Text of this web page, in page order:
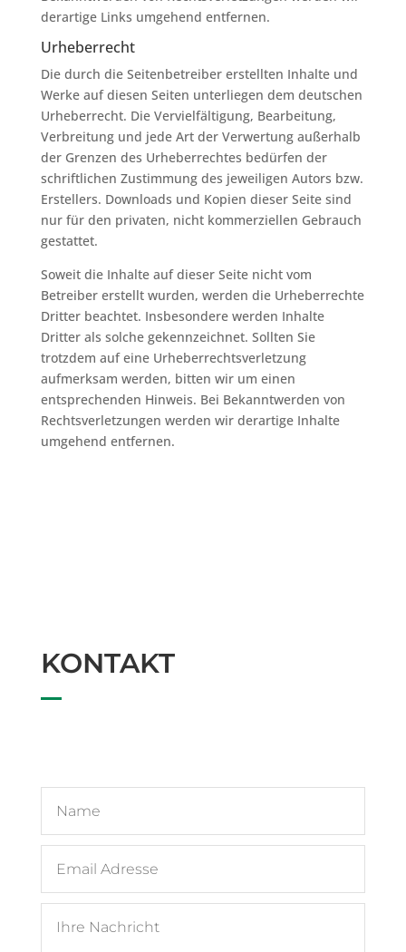
derartige Links umgehend entfernen.
Urheberrecht
Die durch die Seitenbetreiber erstellten Inhalte und
Werke auf diesen Seiten unterliegen dem deutschen
Urheberrecht. Die Vervielfältigung, Bearbeitung,
Verbreitung und jede Art der Verwertung außerhalb
der Grenzen des Urheberrechtes bedürfen der
schriftlichen Zustimmung des jeweiligen Autors bzw.
Erstellers. Downloads und Kopien dieser Seite sind
nur für den privaten, nicht kommerziellen Gebrauch
gestattet.
Soweit die Inhalte auf dieser Seite nicht vom
Betreiber erstellt wurden, werden die Urheberrechte
Dritter beachtet. Insbesondere werden Inhalte
Dritter als solche gekennzeichnet. Sollten Sie
trotzdem auf eine Urheberrechtsverletzung
aufmerksam werden, bitten wir um einen
entsprechenden Hinweis. Bei Bekanntwerden von
Rechtsverletzungen werden wir derartige Inhalte
umgehend entfernen.
KONTAKT